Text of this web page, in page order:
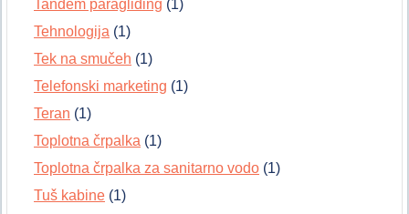
Tandem paragliding (1)
Tehnologija (1)
Tek na smučeh (1)
Telefonski marketing (1)
Teran (1)
Toplotna črpalka (1)
Toplotna črpalka za sanitarno vodo (1)
Tuš kabine (1)